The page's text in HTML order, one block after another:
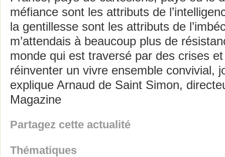
méfiance sont les attributs de
la gentillesse sont les attributs de
m’attendais à beaucoup plus de
monde qui est traversé par des crises
réinventer un vivre ensemble convivial,
explique Arnaud de Saint Simon,
Magazine
Partagez cette actualité
Thématiques